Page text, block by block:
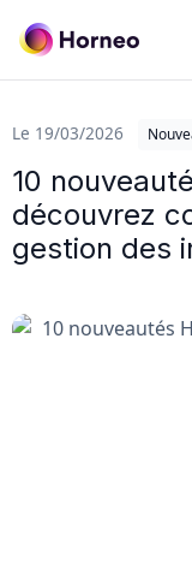
10
découvrez
gestion des
Le 19/03/2026 Dans